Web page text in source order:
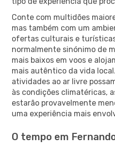
Conte com multidões
mas também com um
ofertas culturais e
normalmente sinónimo de
mais baixos em voos e
mais autêntico da vida
atividades ao ar livre
às condições climatéricas,
estarão provavelmente
uma experiência mais
O tempo em